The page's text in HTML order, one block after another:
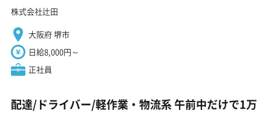
株式会社辻田
大阪府 堺市
日給8,000円～
正社員
配達/ドライバー/軽作業・物流系 午前中だけで1万